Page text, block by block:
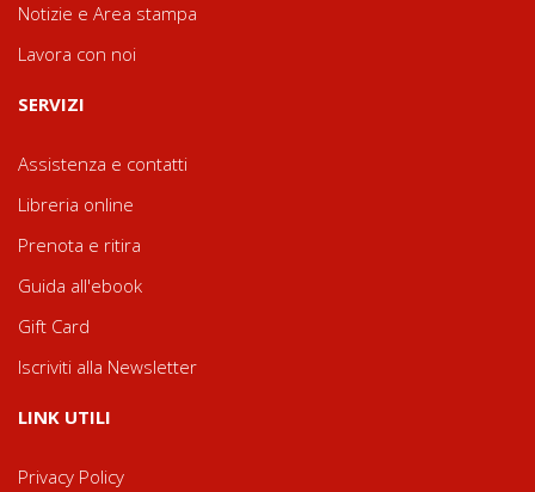
Notizie e Area stampa
Lavora con noi
SERVIZI
Assistenza e contatti
Libreria online
Prenota e ritira
Guida all'ebook
Gift Card
Iscriviti alla Newsletter
LINK UTILI
Privacy Policy